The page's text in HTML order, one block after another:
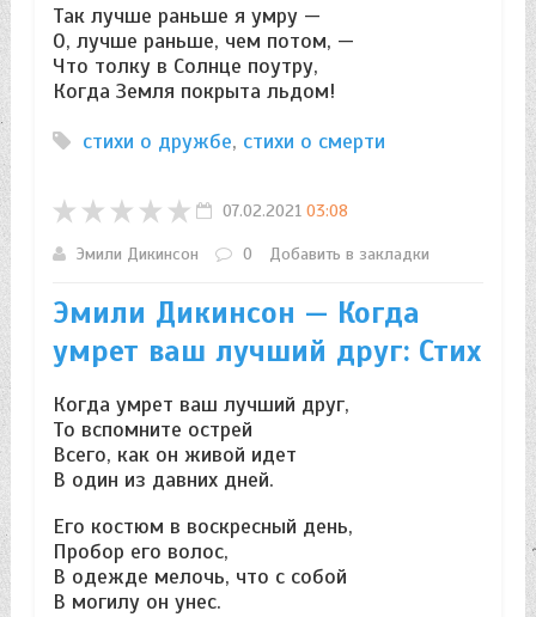
Так лучше раньше я умру —
О, лучше раньше, чем потом, —
Что толку в Солнце поутру,
Когда Земля покрыта льдом!
стихи о дружбе, стихи о смерти
07.02.2021 03:08
Эмили Дикинсон
0 Добавить в закладки
Эмили Дикинсон — Когда
умрет ваш лучший друг: Стих
Когда умрет ваш лучший друг,
То вспомните острей
Всего, как он живой идет
В один из давних дней.
Его костюм в воскресный день,
Пробор его волос,
В одежде мелочь, что с собой
В могилу он унес.